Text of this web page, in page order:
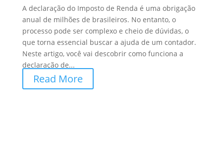
A declaração do Imposto de Renda é uma obrigação
anual de milhões de brasileiros. No entanto, o
processo pode ser complexo e cheio de dúvidas, o
que torna essencial buscar a ajuda de um contador.
Neste artigo, você vai descobrir como funciona a
declaração de...
Read More